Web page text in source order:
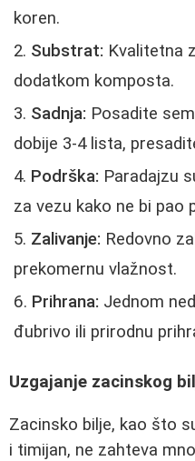
koren.
Substrat: Kvalitetna
dodatkom komposta.
Sadnja: Posadite
dobije 3-4 lista,
Podrška: Paradajzu
za vezu kako ne bi pao
Zalivanje: Redovno
prekomernu vlažnost.
Prihrana: Jednom
đubrivo ili prirodnu
Uzgajanje zacinskog
Zacinsko bilje, kao što
i timijan, ne zahteva